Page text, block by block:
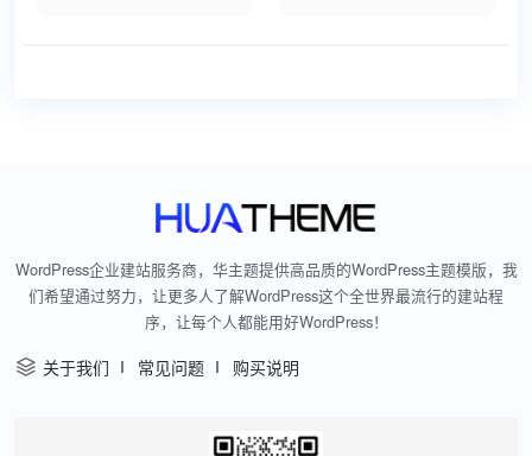
WordPress企业建站服务商，华主题提供高品质的WordPress主题模版，我
们希望通过努力，让更多人了解WordPress这个全世界最流行的建站程
序，让每个人都能用好WordPress！
关于我们 常见问题 购买说明